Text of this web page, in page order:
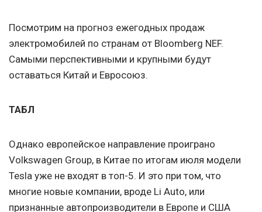
Посмотрим на прогноз ежегодных продаж
электромобилей по странам от Bloomberg NEF.
Самыми перспективными и крупными будут
оставаться Китай и Евросоюз.
ТАБЛ
Однако европейское направление проиграно
Volkswagen Group, в Китае по итогам июля модели
Tesla уже не входят в топ-5. И это при том, что
многие новые компании, вроде Li Auto, или
признанные автопроизводители в Европе и США